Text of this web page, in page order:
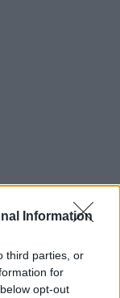
Information
third parties, or
for
opt-out
235 χιλ. ευρώ